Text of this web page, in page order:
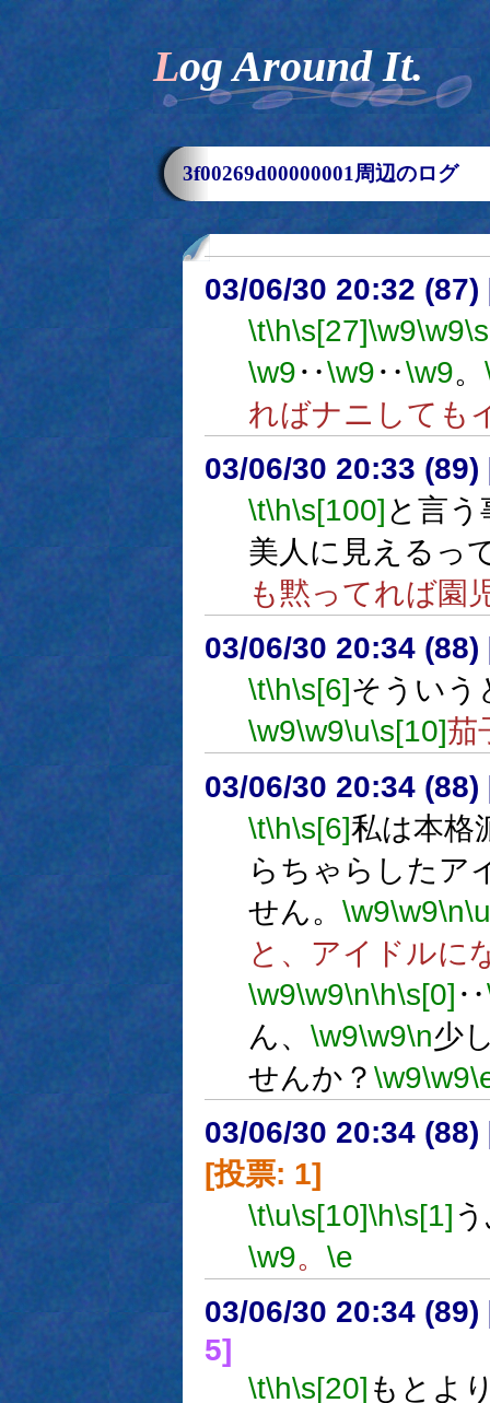
Log Around It.
3f00269d00000001周辺のログ
03/06/30 20:32 (87)
\t\h\s[27]\w9\w9
\w9‥\w9‥\w9。
ればナニしても
03/06/30 20:33 (89)
\t\h\s[100] と言
美人に見えるっ
も黙ってれば園
03/06/30 20:34 (88)
\t\h\s[6]そういう
\w9\w9\u\s[10]茄
03/06/30 20:34 (88)
\t\h\s[6]私は本格
らちゃらしたア
せん。 \w9\w9\n\u
と、アイドルに
\w9\w9\n\h\s[0] ‥
ん、 \w9\w9\n少
せんか？ \w9\w9
03/06/30 20:34 (88)
[投票: 1]
\t\u\s[10]\h\s[1]
\w9。 \e
03/06/30 20:34 (89)
5]
\t\h\s[20] もとよ